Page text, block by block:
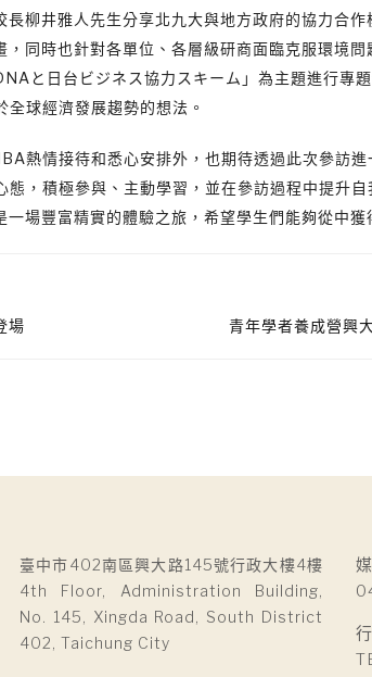
柳井雅人先生分享北九大與地方政府的協力合
同時也針對各單位、各層級研商面臨克服環境
と日台ビジネス協力スキーム」為主題進行專
球經濟發展趨勢的想法。
熱情接待和悉心安排外，也期待透過此次參訪
，積極參與、主動學習，並在參訪過程中提升
場豐富精實的體驗之旅，希望學生們能夠從中獲
場 青年學者養成營興
臺中市402南區興大路145號行政大樓4樓
4th Floor, Administration Building,
No. 145, Xingda Road, South District
402, Taichung City